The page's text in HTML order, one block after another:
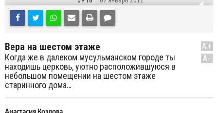
Вера на шестом этаже
Когда же в далеком мусульманском городе ты
находишь церковь, уютно расположившуюся в
небольшом помещении на шестом этаже
старинного дома…
A+
A-